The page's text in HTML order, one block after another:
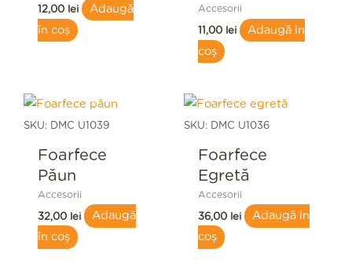
12,00 lei
Adaugă
în coș
Accesorii
11,00 lei
Adaugă în
coș
SKU: DMC U1039
Foarfece
Păun
Accesorii
32,00 lei
Adaugă
în coș
SKU: DMC U1036
Foarfece
Egretă
Accesorii
36,00 lei
Adaugă în
coș